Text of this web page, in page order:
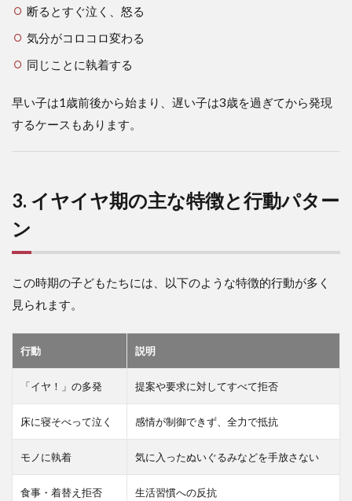
断るとすぐ泣く、怒る
気分がコロコロ変わる
同じことに執着する
早い子は1歳前後から始まり、遅い子は3歳を過ぎてから発現
するケースもあります。
3. イヤイヤ期の主な特徴と行動パター
ン
この時期の子どもたちには、以下のような特徴的行動が多く
見られます。
行動 説明
「イヤ！」の多発 提案や要求に対してすべて拒否
床に寝そべって泣く 感情が制御できず、全力で抵抗
モノに執着 気に入ったぬいぐるみなどを手放さない
食事・着替え拒否 生活習慣への反抗